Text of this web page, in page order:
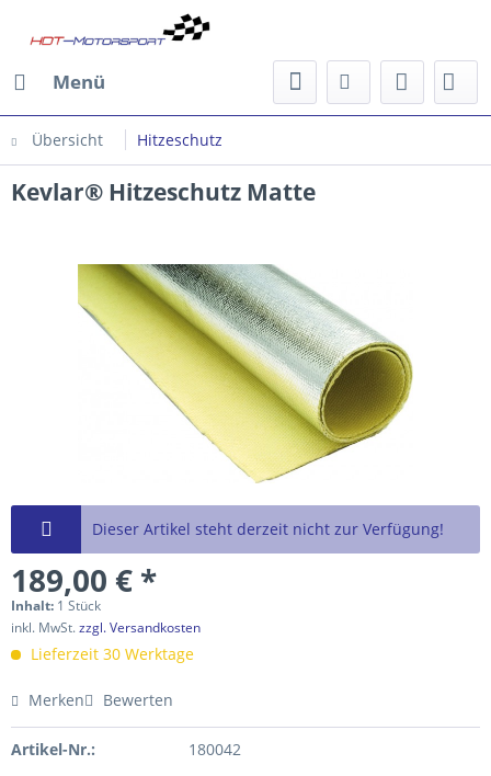
Menü
Übersicht Hitzeschutz
Kevlar® Hitzeschutz Matte
Dieser Artikel steht derzeit nicht zur Verfügung!
189,00 € *
Inhalt: 1 Stück
inkl. MwSt.zzgl. Versandkosten
Lieferzeit 30 Werktage
Merken Bewerten
Artikel-Nr.: 180042